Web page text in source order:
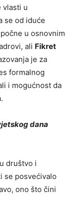
vlasti u
se od iduće
u osnovnim
ali Fikret
je za
formalnog
i mogućnost da
dana
društvo i
se posvećivalo
ono što čini